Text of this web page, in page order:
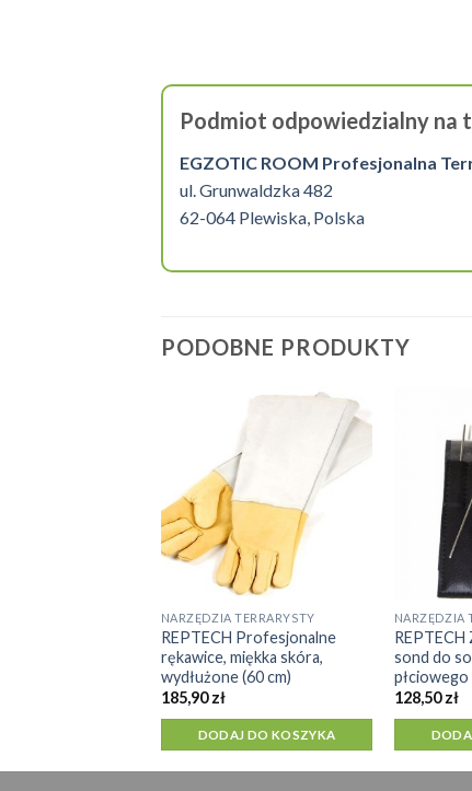
Podmiot odpowiedzialny na
EGZOTIC ROOM Profesjonalna
ul. Grunwaldzka 482
62-064 Plewiska, Polska
PODOBNE PRODUKTY
NARZĘDZIA TERRARYSTY
REPTECH Profesjonalne
rękawice, miękka skóra,
wydłużone (60 cm)
185,90zł
DODAJ DO KOSZYKA
NARZĘDZIA
sond do
płciowego
128,50zł